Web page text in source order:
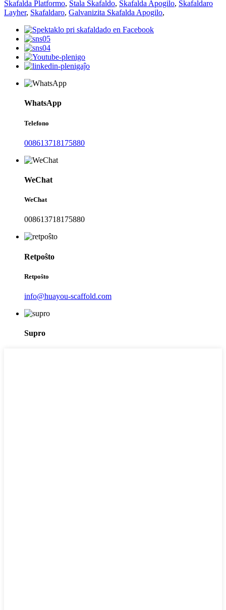
Skafalda Platformo, Ŝtala Skafaldo, Skafalda Apogilo, Skafaldaro
Layher, Skafaldaro, Galvanizita Skafalda Apogilo,
WhatsApp
Telefono
008613718175880
WeChat
WeChat
008613718175880
Retpoŝto
Retpoŝto
info@huayou-scaffold.com
Supro